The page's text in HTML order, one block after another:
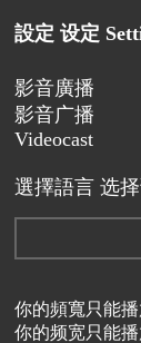
設定 设定
影音廣播
影音广播
Videocast
選擇語言 选择
你的頻寬只能
你的频宽只能